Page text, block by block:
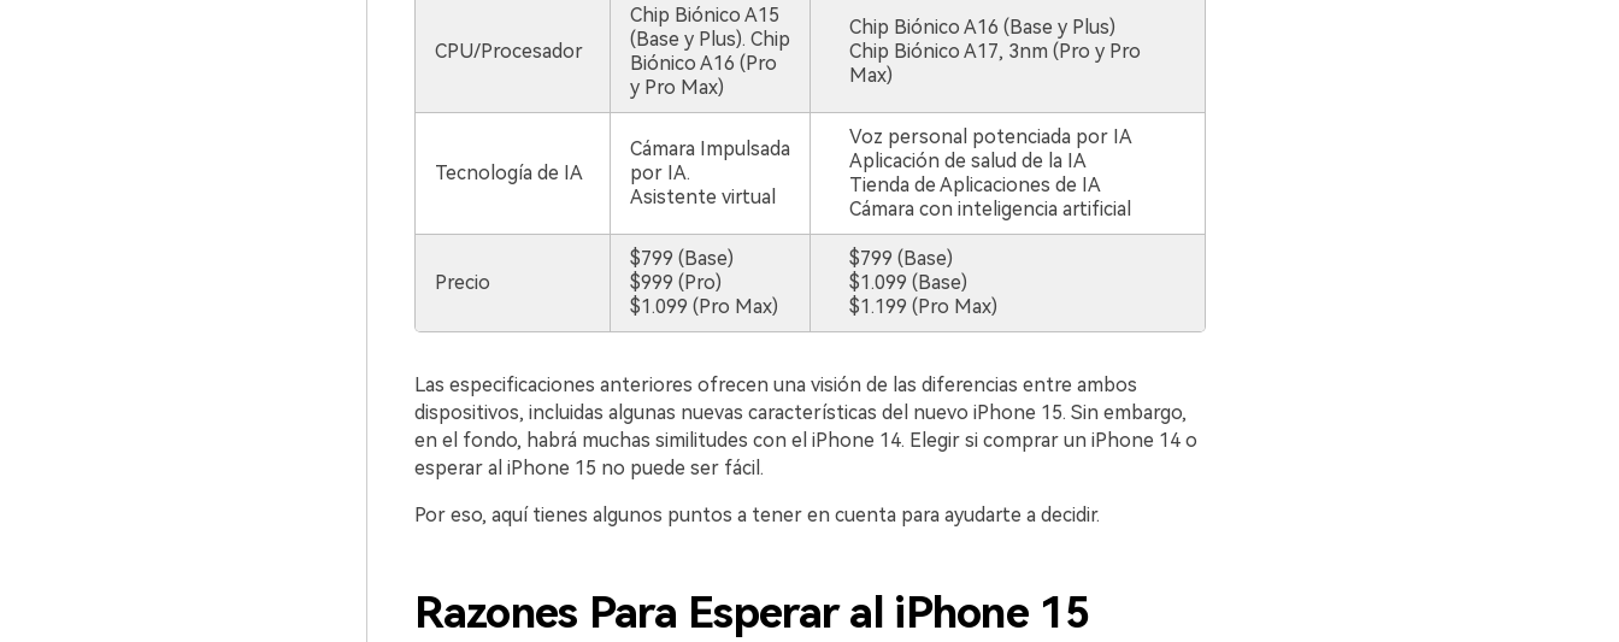
CPU/Procesador
Chip Biónico A15
(Base y Plus). Chip
Biónico A16 (Pro
y Pro Max)
Chip Biónico A16 (Base y Plus)
Chip Biónico A17, 3nm (Pro y Pro
Max)
Tecnología de IA
Cámara Impulsada
por IA.
Asistente virtual
Voz personal potenciada por IA
Aplicación de salud de la IA
Tienda de Aplicaciones de IA
Cámara con inteligencia artificial
Precio
$799 (Base)
$999 (Pro)
$1.099 (Pro Max)
$799 (Base)
$1.099 (Base)
$1.199 (Pro Max)
Las especificaciones anteriores ofrecen una visión de las diferencias entre ambos
dispositivos, incluidas algunas nuevas características del nuevo iPhone 15. Sin embargo,
en el fondo, habrá muchas similitudes con el iPhone 14. Elegir si comprar un iPhone 14 o
esperar al iPhone 15 no puede ser fácil.
Por eso, aquí tienes algunos puntos a tener en cuenta para ayudarte a decidir.
Razones Para Esperar al iPhone 15